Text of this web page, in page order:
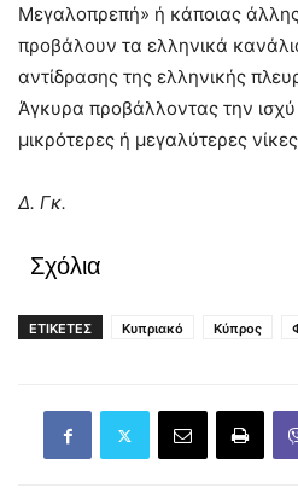
Μεγαλοπρεπή» ή κάποιας
προβάλουν τα ελληνικά
αντίδρασης της ελληνικής
Άγκυρα προβάλλοντας την ισχύ
μικρότερες ή μεγαλύτερες
Δ. Γκ.
Σχόλια
ΕΤΙΚΕΤΕΣ Κυπριακό Κύπρος